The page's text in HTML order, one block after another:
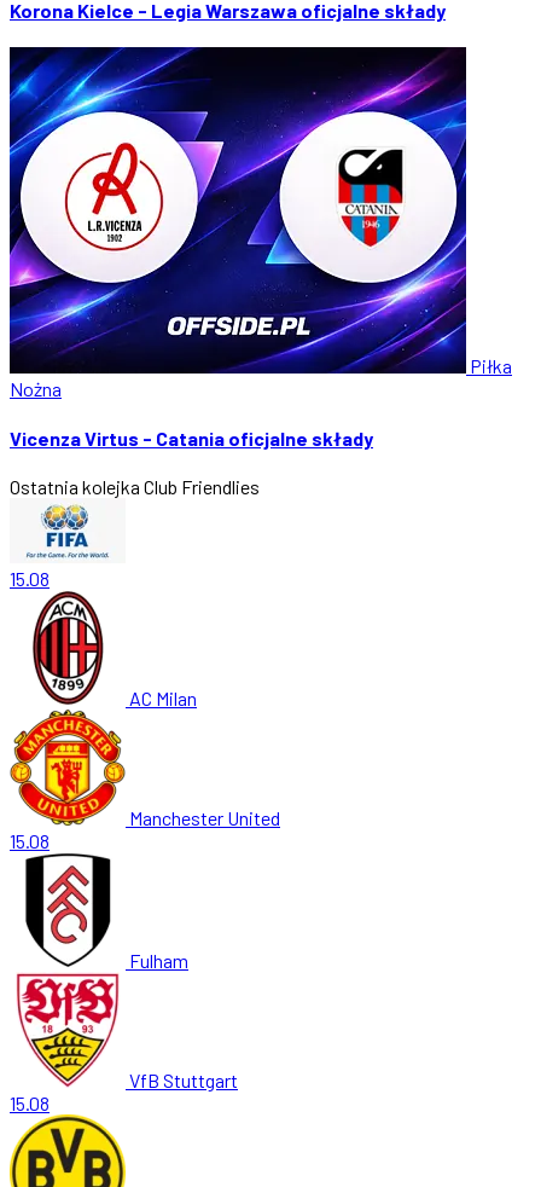
Korona Kielce - Legia Warszawa oficjalne składy
Piłka
Nożna
Vicenza Virtus - Catania oficjalne składy
Ostatnia kolejka Club Friendlies
15.08
AC Milan
Manchester United
15.08
Fulham
VfB Stuttgart
15.08